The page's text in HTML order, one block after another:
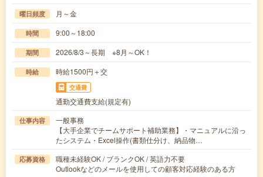
曜日頻度 月～金
時間 9:00～18:00
期間 2026/8/3～長期 ※8月～OK！
時給 時給1500円＋交
交通費
通勤交通費支給(規定有)
仕事内容
一般事務
【大手企業でチームサポート補助業務】・マニュアルに沿っ
たシステム・Excel操作(書類仕分け、納品物…
応募資格
職種未経験OK / ブランクOK / 英語力不要
Outlookなどのメールを使用しての顧客対応経験のある方